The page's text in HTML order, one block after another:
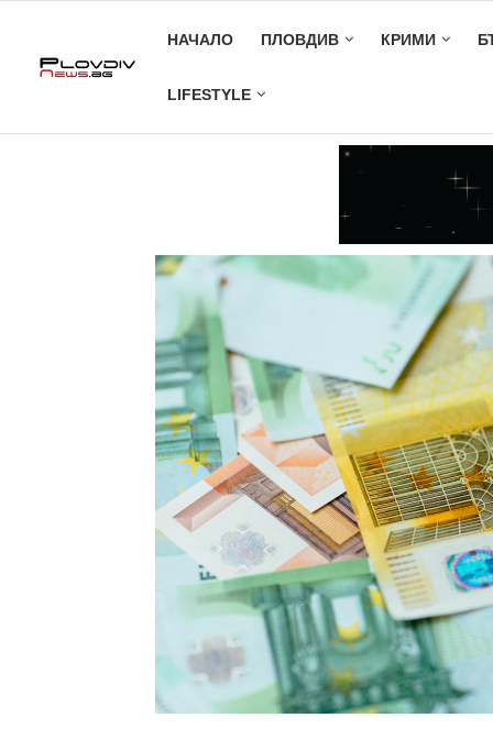
НАЧАЛО ПЛОВДИВ КРИМИ
LIFESTYLE